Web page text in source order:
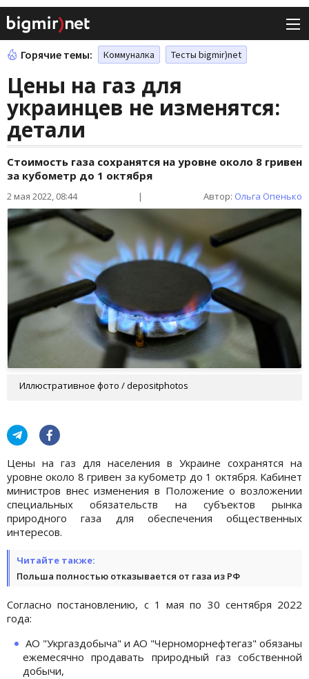
Горячие темы: Коммуналка Тесты bigmir)net
Цены на газ для
украинцев не изменятся:
детали
Стоимость газа сохранятся на уровне около 8 гривен
за кубометр до 1 октября
2 мая 2022, 08:44 | Автор: Ольга Опенько
Иллюстративное фото / depositphotos
Цены на газ для населения в Украине сохранятся на
уровне около 8 гривен за кубометр до 1 октября. Кабинет
министров внес изменения в Положение о возложении
специальных обязательств на субъектов рынка
природного газа для обеспечения общественных
интересов.
Читайте также:
Польша полностью отказывается от газа из РФ
Согласно постановлению, с 1 мая по 30 сентября 2022
года:
АО "Укргаздобыча" и АО "Черноморнефтегаз" обязаны
ежемесячно продавать природный газ собственной
добычи,